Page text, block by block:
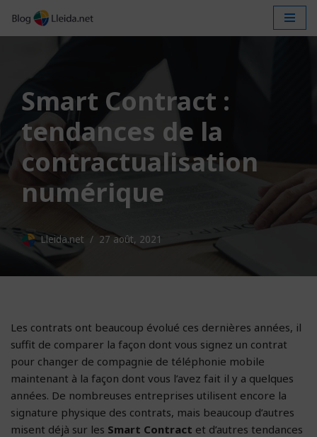
Aller
contenu
Smart Contract :
tendances de la
contractualisation
numérique
Lleida.net 27 août, 2021
Les contrats ont beaucoup évolué ces dernières années, il
suffit de comparer la façon dont vous signez un contrat
pour changer de compagnie de téléphonie mobile
maintenant à la façon dont vous l’avez fait il y a quelques
années. De nombreuses entreprises utilisent encore la
signature physique des contrats, mais beaucoup d’autres
misent déjà sur les Smart Contract et d’autres tendances